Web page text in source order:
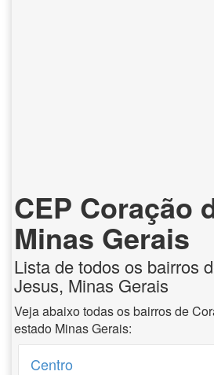
CEP Coração
Minas Gerais
Lista de todos os bairros
Jesus, Minas Gerais
Veja abaixo todas os bairros de
estado Minas Gerais:
Centro